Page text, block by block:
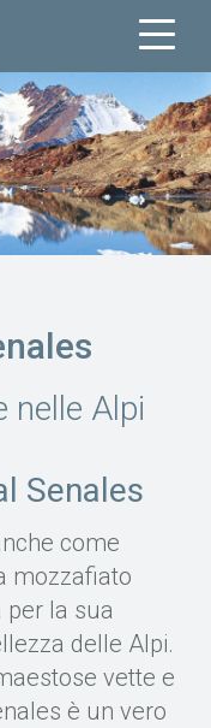
nelle Alpi
Senales
come
mozzafiato
per la sua
delle Alpi.
vette e
è un vero